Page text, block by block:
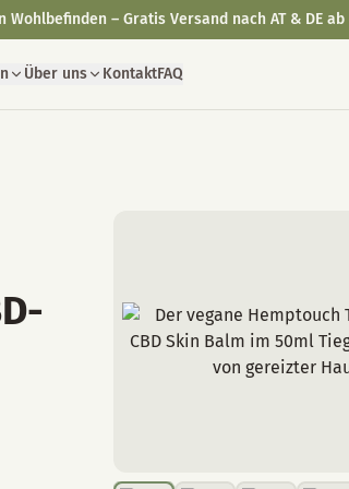
Über uns KontaktFAQ
– Gratis Versand nach AT & DE ab